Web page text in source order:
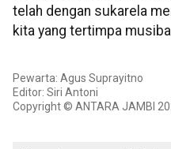
telah dengan sukarela
kita yang tertimpa
Pewarta: Agus Suprayitno
Editor: Siri Antoni
Copyright © ANTARA JAMBI